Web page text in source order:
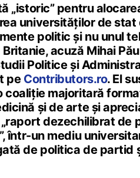
„istoric” pentru
universităților de stat
politic și nu unul
acuză Mihai
Politice și
pe Contributors.ro. El
coaliție majoritară
și de arte și
dezechilibrat de
într-un mediu
de politica de partid